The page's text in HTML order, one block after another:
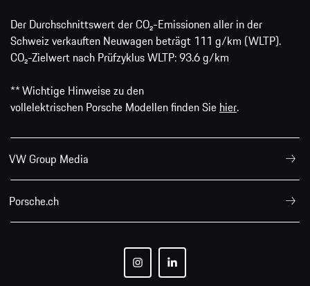
Der Durchschnittswert der CO₂-Emissionen aller in der
Schweiz verkauften Neuwagen beträgt 111 g/km (WLTP).
CO₂-Zielwert nach Prüfzyklus WLTP: 93.6 g/km
** Wichtige Hinweise zu den
vollelektrischen Porsche Modellen finden Sie hier.
VW Group Media
Porsche.ch